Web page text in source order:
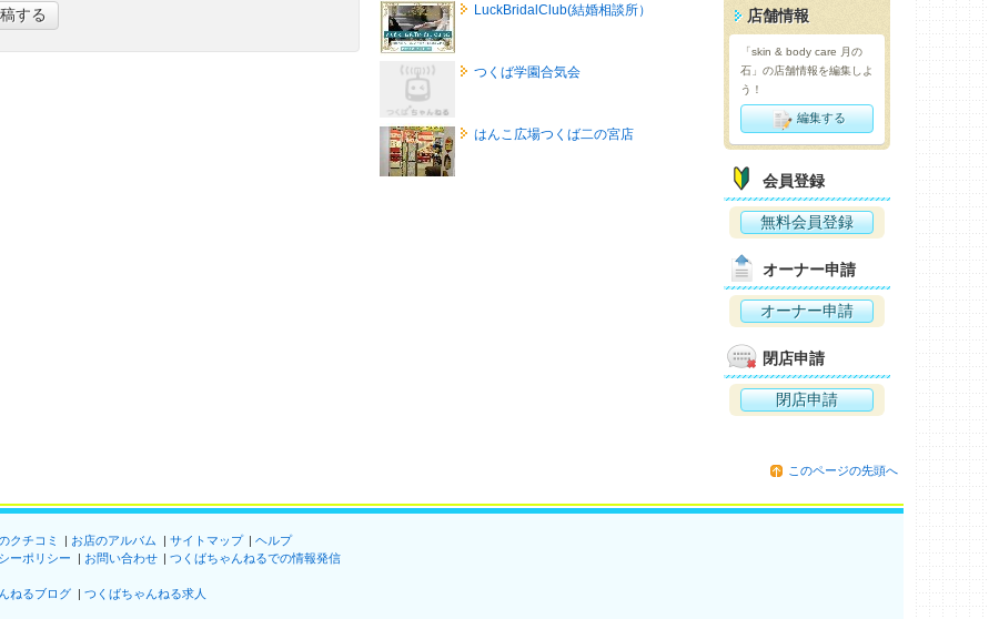
する LuckBridalClub(結婚相談所）
つくば学園合気会
はんこ広場つくば二の宮店
店舗情報
「skin & body care 月の
石」の店舗情報を編集しよ
う！
編集する
会員登録
無料会員登録
オーナー申請
オーナー申請
閉店申請
閉店申請
このページの先頭へ
クチコミ お店のアルバム サイトマップ
ヘルプ
ーポリシー お問い合わせ つくばちゃんねるでの情報発信
ねるブログ
つくばちゃんねる求人